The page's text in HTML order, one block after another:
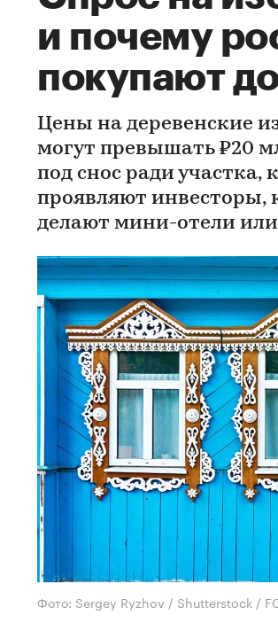
и почему
покупают
Цены на деревенские
могут превышать ₽20
под снос ради участка,
проявляют инвесторы,
делают мини-отели
Фото: Sergey Ryzhov / Shutterstock /